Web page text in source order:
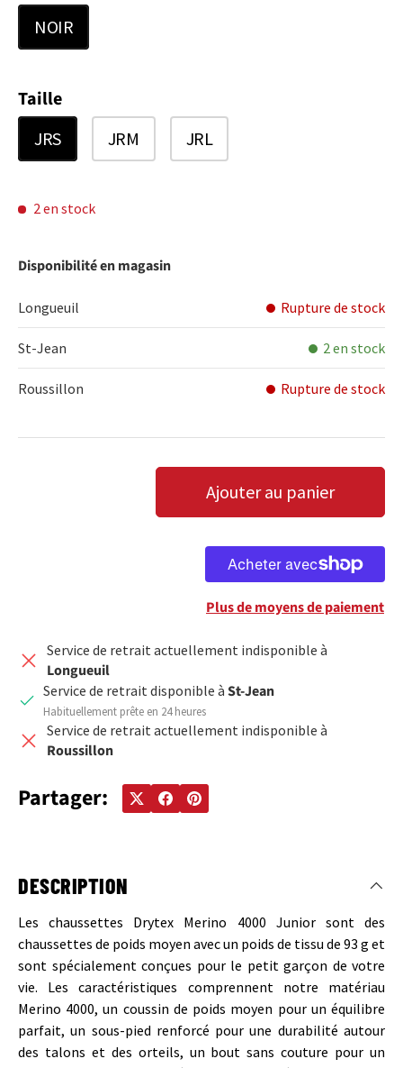
NOIR
Taille
JRS JRM JRL
2 en stock
Disponibilité en magasin
Longueuil Rupture de stock
St-Jean 2 en stock
Roussillon Rupture de stock
DIMINUER LA QUANTITÉ
AUGMENTER LA QUANTITÉ
Ajouter au panier
Plus de moyens de paiement
Service de retrait actuellement indisponible à
Longueuil
Service de retrait disponible à St-Jean
Habituellement prête en 24 heures
Service de retrait actuellement indisponible à
Roussillon
Partager:
DESCRIPTION
Les chaussettes Drytex Merino 4000 Junior sont des
chaussettes de poids moyen avec un poids de tissu de 93 g et
sont spécialement conçues pour le petit garçon de votre
vie. Les caractéristiques comprennent notre matériau
Merino 4000, un coussin de poids moyen pour un équilibre
parfait, un sous-pied renforcé pour une durabilité autour
des talons et des orteils, un bout sans couture pour un